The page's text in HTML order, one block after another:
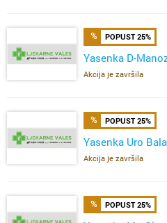
POPUST 25%
Yasenka D-
Akcija je završila
POPUST 25%
Yasenka Uro
Akcija je završila
POPUST 25%